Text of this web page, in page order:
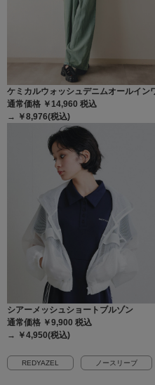
ケミカルウォッシュデニムオールイン
通常価格 ￥14,960 税込
→ ￥8,976(税込)
シアーメッシュショートブルゾン
通常価格 ￥9,900 税込
→ ￥4,950(税込)
REDYAZEL ノースリーブ